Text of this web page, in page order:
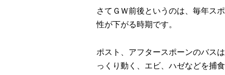
さてＧＷ前後というのは、毎年ス
性が下がる時期です。
ポスト、アフタースポーンのバス
っくり動く、エビ、ハゼなどを捕